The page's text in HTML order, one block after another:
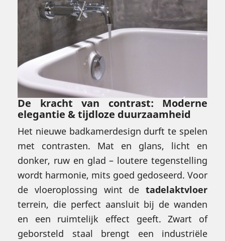
De kracht van contrast: Moderne
elegantie & tijdloze duurzaamheid
Het nieuwe badkamerdesign durft te spelen
met contrasten. Mat en glans, licht en
donker, ruw en glad – loutere tegenstelling
wordt harmonie, mits goed gedoseerd. Voor
de vloeroplossing wint de tadelaktvloer
terrein, die perfect aansluit bij de wanden
en een ruimtelijk effect geeft. Zwart of
geborsteld staal brengt een industriële